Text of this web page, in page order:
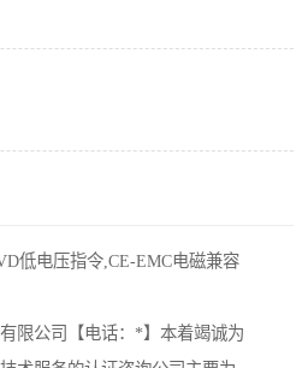
低电压指令,CE-EMC电磁兼容
限公司【电话：*】本着竭诚为